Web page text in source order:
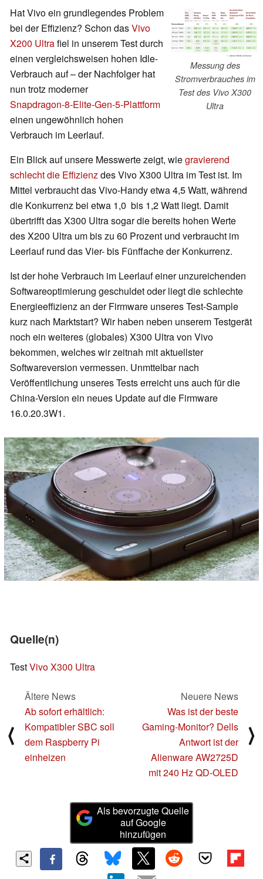
Messung des
Stromverbrauches im
Test des Vivo X300
Ultra
Hat Vivo ein grundlegendes Problem
bei der Effizienz? Schon dasVivo
X200 Ultrafiel in unserem Test durch
einen vergleichsweisen hohen Idle-
Verbrauch auf – der Nachfolger hat
nun trotz moderner
Snapdragon‑8‑Elite‑Gen‑5‑Plattform
einen ungewöhnlich hohen
Verbrauch im Leerlauf.
Ein Blick auf unsere Messwerte zeigt, wiegravierend
schlecht die Effizienzdes Vivo X300 Ultra im Test ist. Im
Mittel verbraucht das Vivo-Handy etwa 4,5 Watt, während
die Konkurrenz bei etwa 1,0 bis 1,2 Watt liegt. Damit
übertrifft das X300 Ultra sogar die bereits hohen Werte
des X200 Ultra um bis zu 60 Prozent und verbraucht im
Leerlauf rund das Vier- bis Fünffache der Konkurrenz.
Ist der hohe Verbrauch im Leerlauf einer unzureichenden
Softwareoptimierung geschuldet oder liegt die schlechte
Energieeffizienz an der Firmware unseres Test-Sample
kurz nach Marktstart? Wir haben neben unserem Testgerät
noch ein weiteres (globales) X300 Ultra von Vivo
bekommen, welches wir zeitnah mit aktuellster
Softwareversion vermessen. Unmttelbar nach
Veröffentlichung unseres Tests erreicht uns auch für die
China-Version ein neues Update auf die Firmware
16.0.20.3W1.
Quelle(n)
TestVivo X300 Ultra
⟨
Ältere News
Ab sofort erhältlich:
Kompatibler SBC soll
dem Raspberry Pi
einheizen
Neuere News
Was ist der beste
Gaming-Monitor? Dells
Antwort ist der
Alienware AW2725D
mit 240 Hz QD-OLED
⟩
Als bevorzugte Quelle
auf Google
hinzufügen